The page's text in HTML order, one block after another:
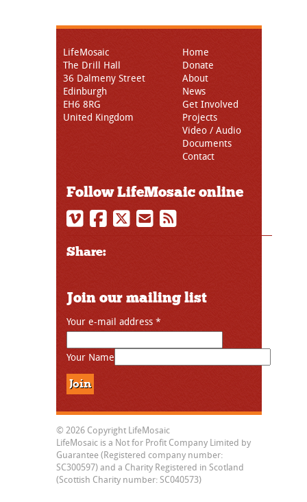
LifeMosaic
The Drill Hall
36 Dalmeny Street
Edinburgh
EH6 8RG
United Kingdom
Home
Donate
About
News
Get Involved
Projects
Video / Audio
Documents
Contact
Follow LifeMosaic online
Share:
Join our mailing list
Your e-mail address *
Your Name
© 2026 Copyright LifeMosaic
LifeMosaic is a Not for Profit Company Limited by
Guarantee (Registered company number:
SC300597) and a Charity Registered in Scotland
(Scottish Charity number: SC040573)